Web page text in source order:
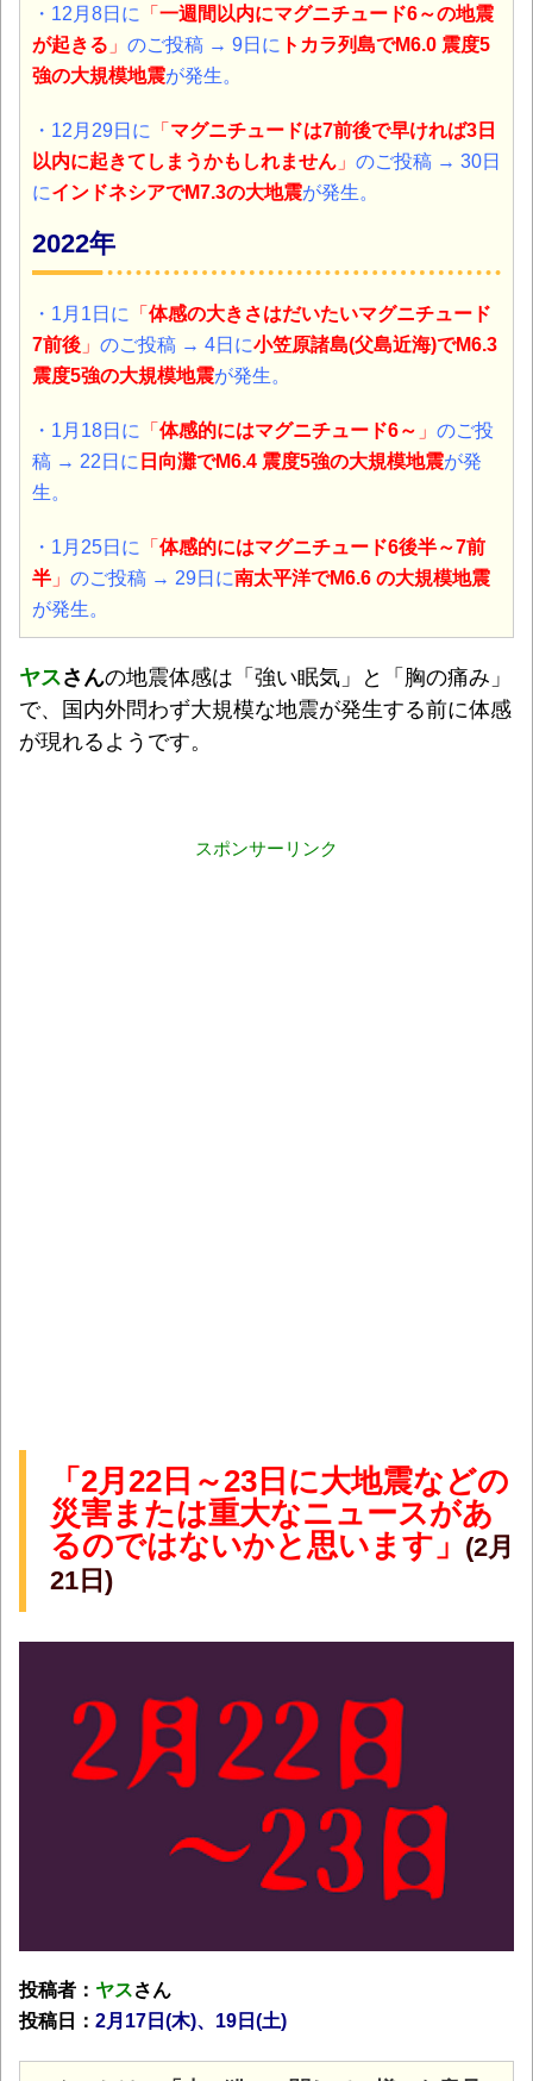
・12月8日に 「 一週間以内にマグニチュード6～の地震
が起きる 」 のご投稿 → 9日に トカラ列島でM6.0 震度5
強の大規模地震が発生。
・12月29日に 「 マグニチュードは7前後で早ければ3日
以内に起きてしまうかもしれません 」 のご投稿 → 30日
にインドネシアでM7.3の大地震が発生。
2022年
・1月1日に 「 体感の大きさはだいたいマグニチュード
7前後 」 のご投稿 → 4日に小笠原諸島(父島近海)でM6.3
震度5強の大規模地震が発生。
・1月18日に 「 体感的にはマグニチュード6～ 」 のご投
稿 → 22日に 日向灘でM6.4 震度5強の大規模地震が発
生。
・1月25日に 「 体感的にはマグニチュード6後半～7前
半 」 のご投稿 → 29日に南太平洋でM6.6 の大規模地震
が発生。
ヤスさんの地震体感は「強い眠気」と「胸の痛み」
で、国内外問わず大規模な地震が発生する前に体感
が現れるようです。
スポンサーリンク
「2月22日～23日に大地震などの
災害または重大なニュースがあ
るのではないかと思います」 (2月
21日)
投稿者： ヤスさん
投稿日： 2月17 日(木)、19日(土)